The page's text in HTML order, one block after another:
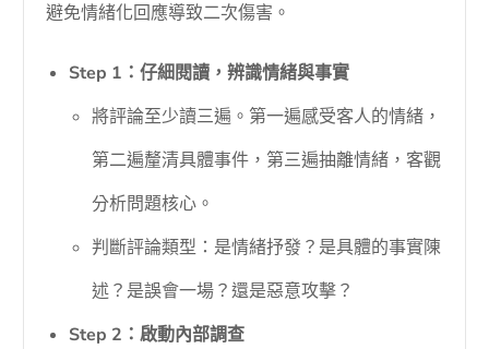
避免情緒化回應導致二次傷害。
Step 1：仔細閱讀，辨識情緒與事實
將評論至少讀三遍。第一遍感受客人的情緒，
第二遍釐清具體事件，第三遍抽離情緒，客觀
分析問題核心。
判斷評論類型：是情緒抒發？是具體的事實陳
述？是誤會一場？還是惡意攻擊？
Step 2：啟動內部調查